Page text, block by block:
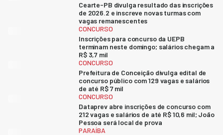
Cearte-PB divulga resultado das inscrições
de 2026.2 e inscreve novas turmas com
vagas remanescentes
CONCURSO
Inscrições para concurso da UEPB
terminam neste domingo; salários chegam a
R$ 3,7 mil
CONCURSO
Prefeitura de Conceição divulga edital de
concurso público com 129 vagas e salários
de até R$ 7 mil
CONCURSO
Dataprev abre inscrições de concurso com
212 vagas e salários de até R$ 10,6 mil; João
Pessoa será local de prova
PARAÍBA